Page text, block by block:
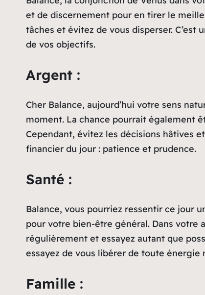
et de discernement pour en tirer le
tâches et évitez de vous disperser.
de vos objectifs.
Argent :
Cher Balance, aujourd’hui votre sens
moment. La chance pourrait également
Cependant, évitez les décisions hâtives
financier du jour : patience et prudence.
Santé :
Balance, vous pourriez ressentir ce jour
pour votre bien-être général. Dans votre
régulièrement et essayez autant que
essayez de vous libérer de toute
Famille :